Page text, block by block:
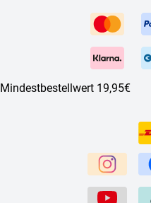
Mindestbestellwert 19,95€